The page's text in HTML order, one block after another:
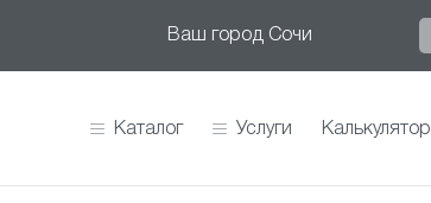
Ваш город Сочи
Каталог Услуги Калькулятор